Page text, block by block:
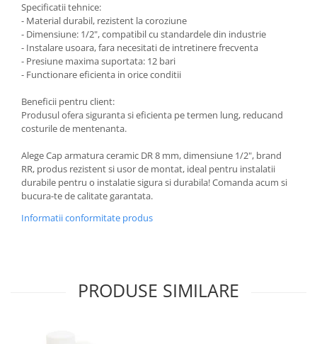
Specificatii tehnice:
- Material durabil, rezistent la coroziune
- Dimensiune: 1/2", compatibil cu standardele din industrie
- Instalare usoara, fara necesitati de intretinere frecventa
- Presiune maxima suportata: 12 bari
- Functionare eficienta in orice conditii
Beneficii pentru client:
Produsul ofera siguranta si eficienta pe termen lung, reducand
costurile de mentenanta.
Alege Cap armatura ceramic DR 8 mm, dimensiune 1/2", brand
RR, produs rezistent si usor de montat, ideal pentru instalatii
durabile pentru o instalatie sigura si durabila! Comanda acum si
bucura-te de calitate garantata.
Informatii conformitate produs
PRODUSE SIMILARE